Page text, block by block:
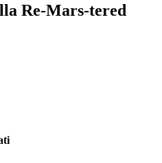
Re-Mars-tered